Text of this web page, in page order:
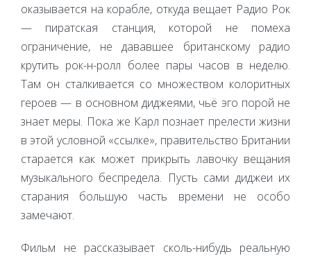
оказывается на корабле, откуда вещает Радио Рок
— пиратская станция, которой не помеха
ограничение, не дававшее британскому радио
крутить рок-н-ролл более пары часов в неделю.
Там он сталкивается со множеством колоритных
героев — в основном диджеями, чьё эго порой не
знает меры. Пока же Карл познает прелести жизни
в этой условной «ссылке», правительство Британии
старается как может прикрыть лавочку вещания
музыкального беспредела. Пусть сами диджеи их
старания большую часть времени не особо
замечают.
Фильм не рассказывает сколь-нибудь реальную